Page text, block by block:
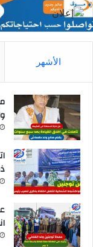
الأشهر